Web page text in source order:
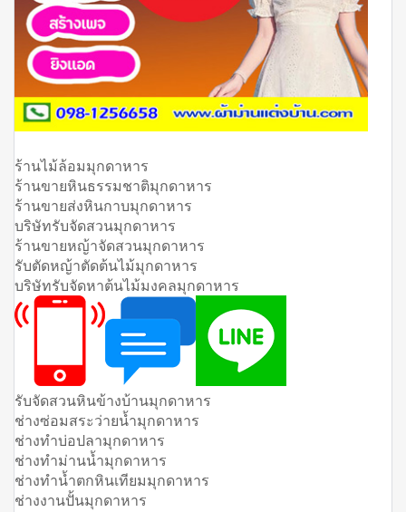
ร้านไม้ล้อมมุกดาหาร
ร้านขายหินธรรมชาติมุกดาหาร
ร้านขายส่งหินกาบมุกดาหาร
บริษัทรับจัดสวนมุกดาหาร
ร้านขายหญ้าจัดสวนมุกดาหาร
รับตัดหญ้าตัดต้นไม้มุกดาหาร
บริษัทรับจัดหาต้นไม้มงคลมุกดาหาร
รับจัดสวนหินข้างบ้านมุกดาหาร
ช่างซ่อมสระว่ายน้ำมุกดาหาร
ช่างทำบ่อปลามุกดาหาร
ช่างทำม่านน้ำมุกดาหาร
ช่างทำน้ำตกหินเทียมมุกดาหาร
ช่างงานปั้นมุกดาหาร